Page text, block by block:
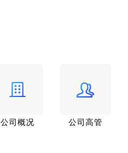
公司概况 公司高管